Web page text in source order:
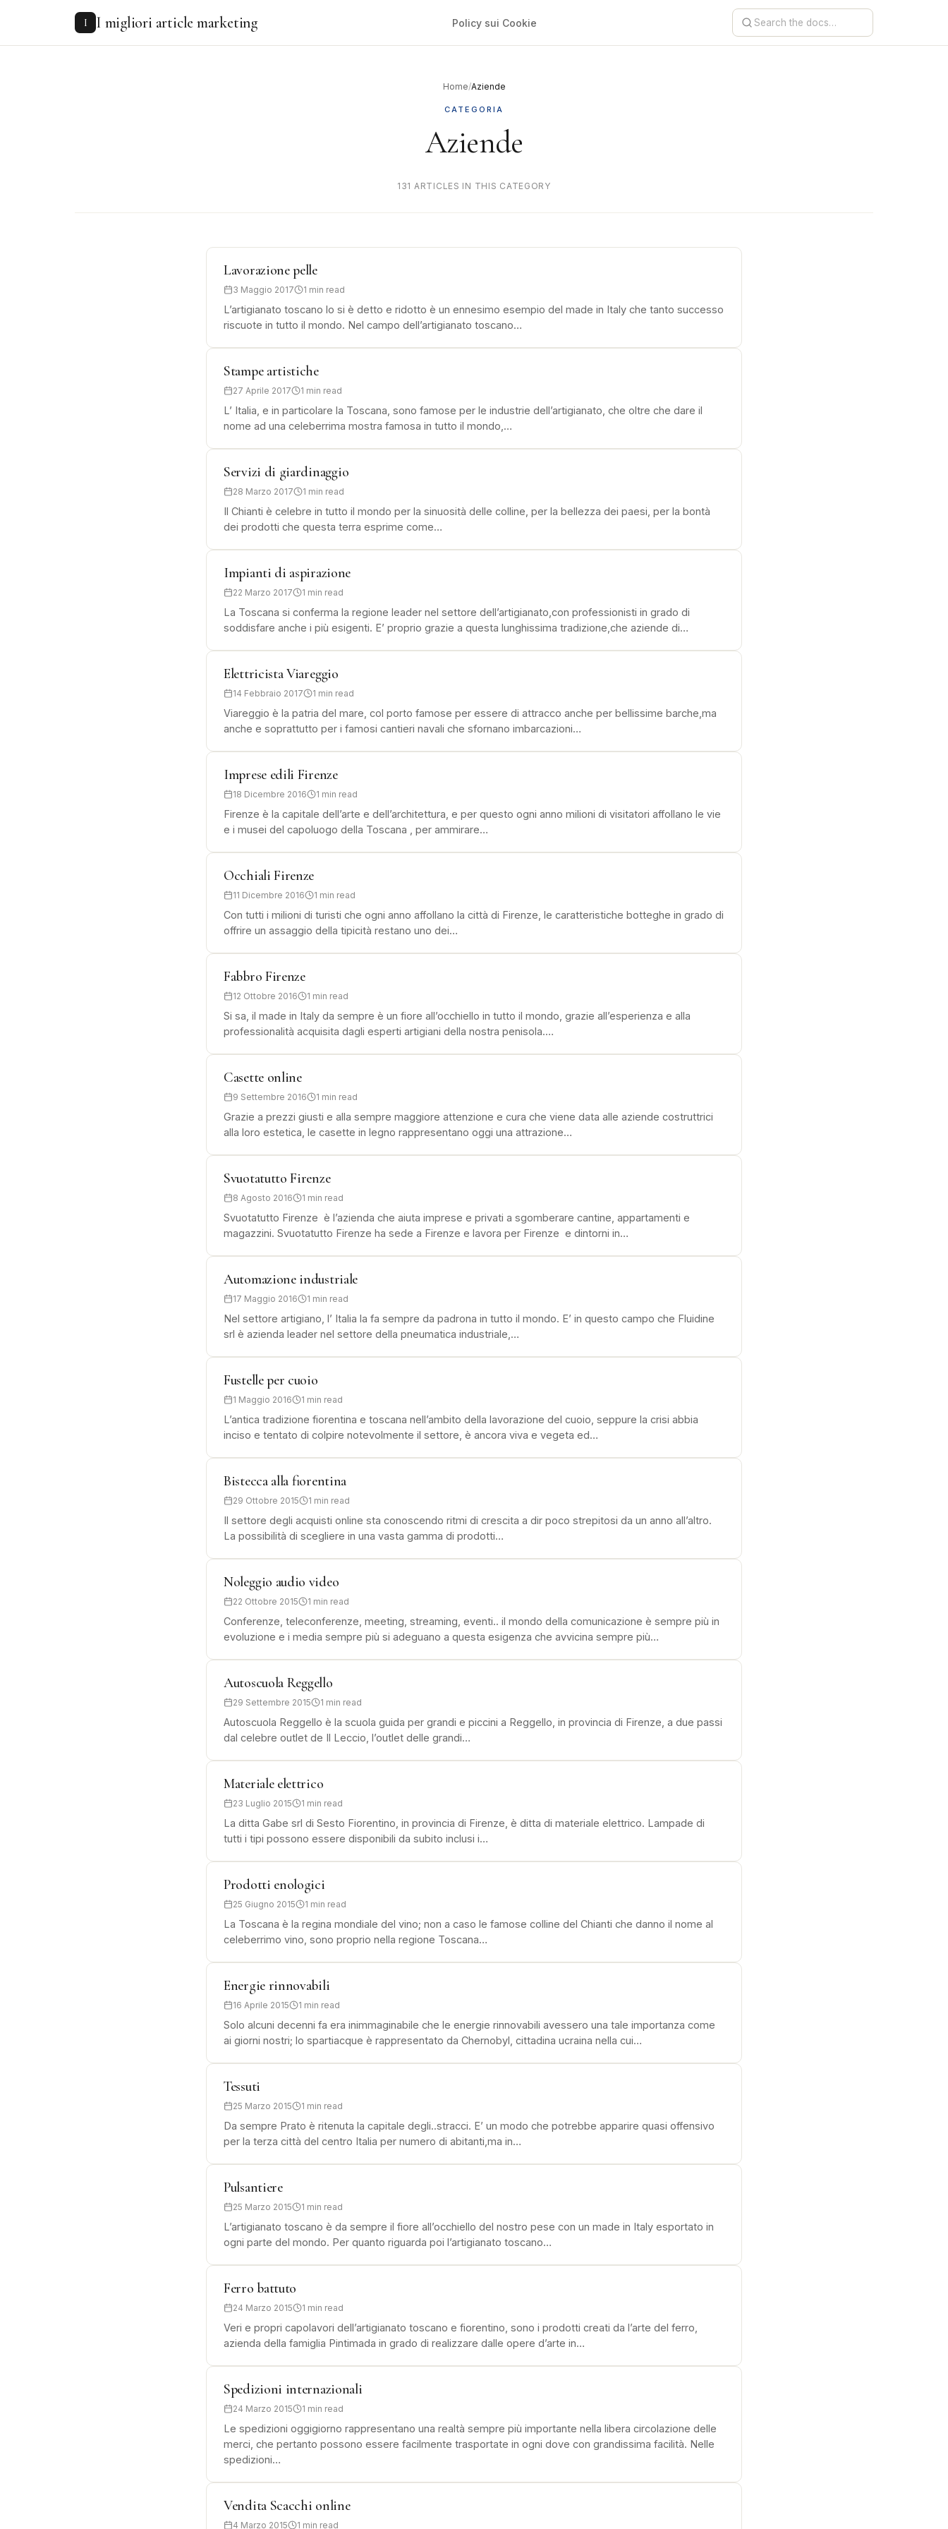
I I migliori article marketing Policy sui Cookie
Home/Aziende
CATEGORIA
Aziende
131 ARTICLES IN THIS CATEGORY
Lavorazione pelle
3 Maggio 2017 1 min read
L’artigianato toscano lo si è detto e ridotto è un ennesimo esempio del made in Italy che tanto successo
riscuote in tutto il mondo. Nel campo dell’artigianato toscano…
Stampe artistiche
27 Aprile 2017 1 min read
L’ Italia, e in particolare la Toscana, sono famose per le industrie dell’artigianato, che oltre che dare il
nome ad una celeberrima mostra famosa in tutto il mondo,…
Servizi di giardinaggio
28 Marzo 2017 1 min read
Il Chianti è celebre in tutto il mondo per la sinuosità delle colline, per la bellezza dei paesi, per la bontà
dei prodotti che questa terra esprime come…
Impianti di aspirazione
22 Marzo 2017 1 min read
La Toscana si conferma la regione leader nel settore dell’artigianato,con professionisti in grado di
soddisfare anche i più esigenti. E’ proprio grazie a questa lunghissima tradizione,che aziende di…
Elettricista Viareggio
14 Febbraio 2017 1 min read
Viareggio è la patria del mare, col porto famose per essere di attracco anche per bellissime barche,ma
anche e soprattutto per i famosi cantieri navali che sfornano imbarcazioni…
Imprese edili Firenze
18 Dicembre 2016 1 min read
Firenze è la capitale dell’arte e dell’architettura, e per questo ogni anno milioni di visitatori affollano le vie
e i musei del capoluogo della Toscana , per ammirare…
Occhiali Firenze
11 Dicembre 2016 1 min read
Con tutti i milioni di turisti che ogni anno affollano la città di Firenze, le caratteristiche botteghe in grado di
offrire un assaggio della tipicità restano uno dei…
Fabbro Firenze
12 Ottobre 2016 1 min read
Si sa, il made in Italy da sempre è un fiore all’occhiello in tutto il mondo, grazie all’esperienza e alla
professionalità acquisita dagli esperti artigiani della nostra penisola.…
Casette online
9 Settembre 2016 1 min read
Grazie a prezzi giusti e alla sempre maggiore attenzione e cura che viene data alle aziende costruttrici
alla loro estetica, le casette in legno rappresentano oggi una attrazione…
Svuotatutto Firenze
8 Agosto 2016 1 min read
Svuotatutto Firenze è l’azienda che aiuta imprese e privati a sgomberare cantine, appartamenti e
magazzini. Svuotatutto Firenze ha sede a Firenze e lavora per Firenze e dintorni in…
Automazione industriale
17 Maggio 2016 1 min read
Nel settore artigiano, l’ Italia la fa sempre da padrona in tutto il mondo. E’ in questo campo che Fluidine
srl è azienda leader nel settore della pneumatica industriale,…
Fustelle per cuoio
1 Maggio 2016 1 min read
L’antica tradizione fiorentina e toscana nell’ambito della lavorazione del cuoio, seppure la crisi abbia
inciso e tentato di colpire notevolmente il settore, è ancora viva e vegeta ed…
Bistecca alla fiorentina
29 Ottobre 2015 1 min read
Il settore degli acquisti online sta conoscendo ritmi di crescita a dir poco strepitosi da un anno all’altro.
La possibilità di scegliere in una vasta gamma di prodotti…
Noleggio audio video
22 Ottobre 2015 1 min read
Conferenze, teleconferenze, meeting, streaming, eventi.. il mondo della comunicazione è sempre più in
evoluzione e i media sempre più si adeguano a questa esigenza che avvicina sempre più…
Autoscuola Reggello
29 Settembre 2015 1 min read
Autoscuola Reggello è la scuola guida per grandi e piccini a Reggello, in provincia di Firenze, a due passi
dal celebre outlet de Il Leccio, l’outlet delle grandi…
Materiale elettrico
23 Luglio 2015 1 min read
La ditta Gabe srl di Sesto Fiorentino, in provincia di Firenze, è ditta di materiale elettrico. Lampade di
tutti i tipi possono essere disponibili da subito inclusi i…
Prodotti enologici
25 Giugno 2015 1 min read
La Toscana è la regina mondiale del vino; non a caso le famose colline del Chianti che danno il nome al
celeberrimo vino, sono proprio nella regione Toscana…
Energie rinnovabili
16 Aprile 2015 1 min read
Solo alcuni decenni fa era inimmaginabile che le energie rinnovabili avessero una tale importanza come
ai giorni nostri; lo spartiacque è rappresentato da Chernobyl, cittadina ucraina nella cui…
Tessuti
25 Marzo 2015 1 min read
Da sempre Prato è ritenuta la capitale degli..stracci. E’ un modo che potrebbe apparire quasi offensivo
per la terza città del centro Italia per numero di abitanti,ma in…
Pulsantiere
25 Marzo 2015 1 min read
L’artigianato toscano è da sempre il fiore all’occhiello del nostro pese con un made in Italy esportato in
ogni parte del mondo. Per quanto riguarda poi l’artigianato toscano…
Ferro battuto
24 Marzo 2015 1 min read
Veri e propri capolavori dell’artigianato toscano e fiorentino, sono i prodotti creati da l’arte del ferro,
azienda della famiglia Pintimada in grado di realizzare dalle opere d’arte in…
Spedizioni internazionali
24 Marzo 2015 1 min read
Le spedizioni oggigiorno rappresentano una realtà sempre più importante nella libera circolazione delle
merci, che pertanto possono essere facilmente trasportate in ogni dove con grandissima facilità. Nelle
spedizioni…
Vendita Scacchi online
4 Marzo 2015 1 min read